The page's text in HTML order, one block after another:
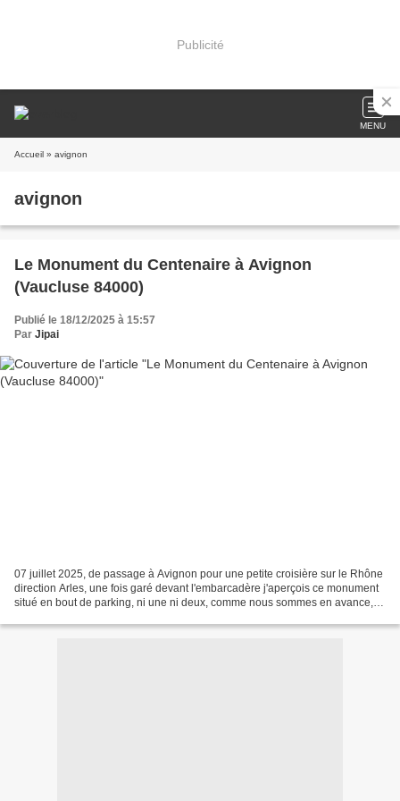
Publicité
MENU
Accueil » avignon
avignon
Le Monument du Centenaire à Avignon
(Vaucluse 84000)
Publié le 18/12/2025 à 15:57
Par Jipai
07 juillet 2025, de passage à Avignon pour une petite croisière sur le Rhône
direction Arles, une fois garé devant l'embarcadère j'aperçois ce monument
situé en bout de parking, ni une ni deux, comme nous sommes en avance,